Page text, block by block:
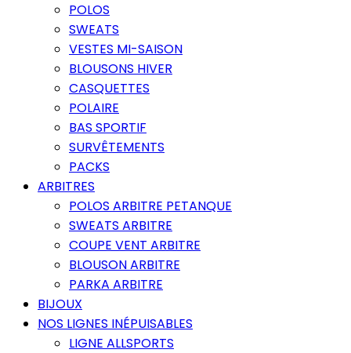
POLOS
SWEATS
VESTES MI-SAISON
BLOUSONS HIVER
CASQUETTES
POLAIRE
BAS SPORTIF
SURVÊTEMENTS
PACKS
ARBITRES
POLOS ARBITRE PETANQUE
SWEATS ARBITRE
COUPE VENT ARBITRE
BLOUSON ARBITRE
PARKA ARBITRE
BIJOUX
NOS LIGNES INÉPUISABLES
LIGNE ALLSPORTS